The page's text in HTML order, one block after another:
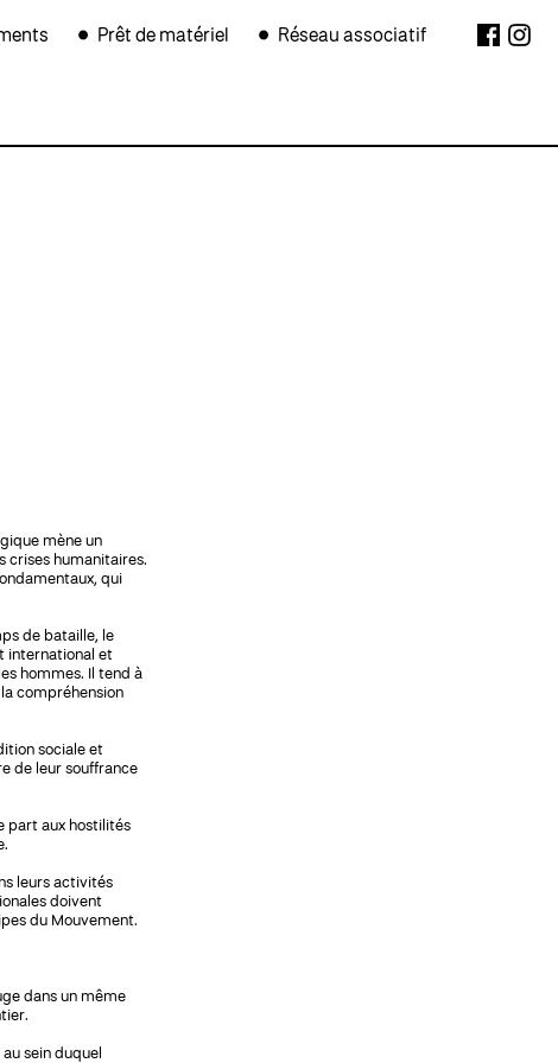
Prêt de matériel Réseau associatif
mène un
crises humanitaires.
qui
de bataille, le
international et
hommes. Il tend à
compréhension
sociale et
de leur souffrance
part aux hostilités
leurs activités
doivent
du Mouvement.
dans un même
sein duquel